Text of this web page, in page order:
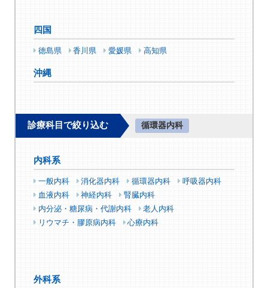
四国
徳島県 香川県 愛媛県 高知県
沖縄
診療科目で絞り込む 循環器内科
内科系
一般内科 消化器内科 循環器内科
呼吸器内科
血液内科
神経内科
腎臓内科
内分泌・糖尿病・代謝内科
老人内科
リウマチ・膠原病内科
心療内科
外科系